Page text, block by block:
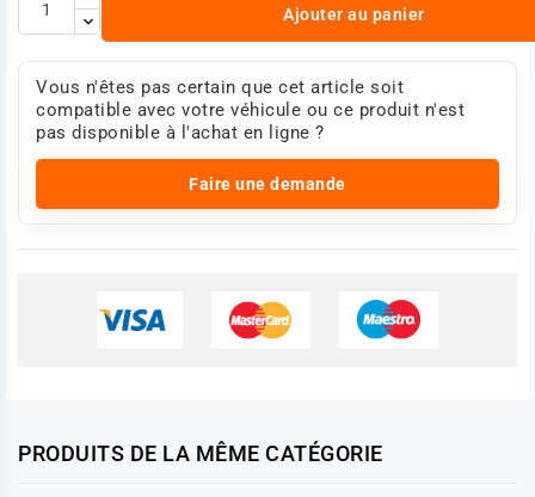
Ajouter au panier
Vous n'êtes pas certain que cet article soit
compatible avec votre véhicule ou ce produit n'est
pas disponible à l'achat en ligne ?
Faire une demande
PRODUITS DE LA MÊME CATÉGORIE